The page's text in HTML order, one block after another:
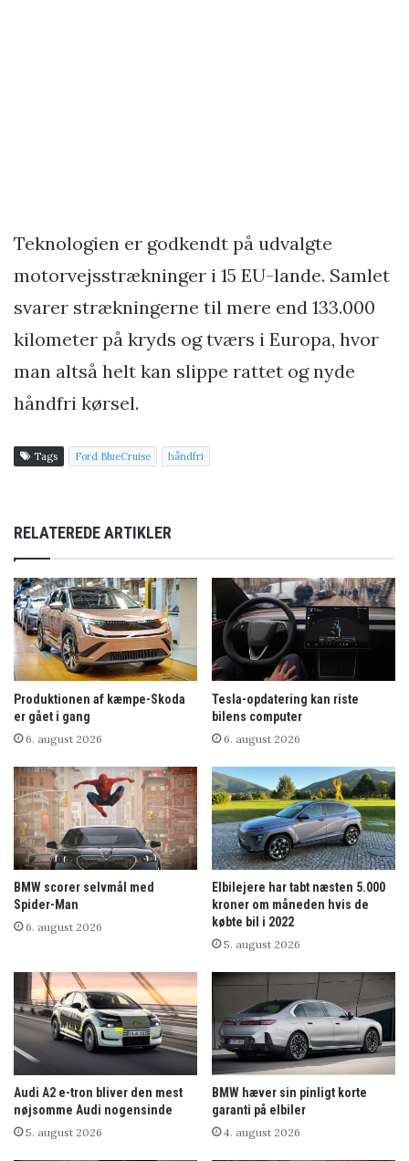
Teknologien er godkendt på udvalgte
motorvejsstrækninger i 15 EU-lande. Samlet
svarer strækningerne til mere end 133.000
kilometer på kryds og tværs i Europa, hvor
man altså helt kan slippe rattet og nyde
håndfri kørsel.
Tags Ford BlueCruise håndfri
RELATEREDE ARTIKLER
Produktionen af kæmpe-Skoda
er gået i gang
6. august 2026
Tesla-opdatering kan riste
bilens computer
6. august 2026
BMW scorer selvmål med
Spider-Man
6. august 2026
Elbilejere har tabt næsten 5.000
kroner om måneden hvis de
købte bil i 2022
5. august 2026
Audi A2 e-tron bliver den mest
nøjsomme Audi nogensinde
5. august 2026
BMW hæver sin pinligt korte
garanti på elbiler
4. august 2026